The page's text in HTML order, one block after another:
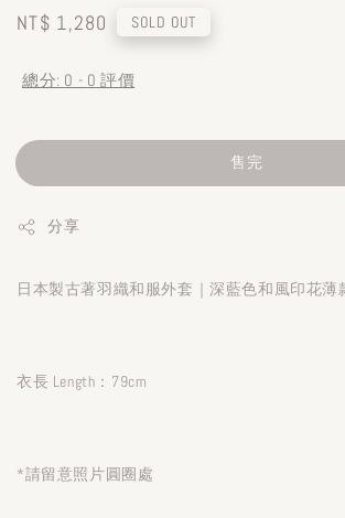
Regular
NT$ 1,280 SOLD OUT
總分: 0 - 0 評價
售完
分享
日本製古著羽織和服外套｜深藍色和風印花薄
衣長 Length：79cm
*請留意照片圓圈處